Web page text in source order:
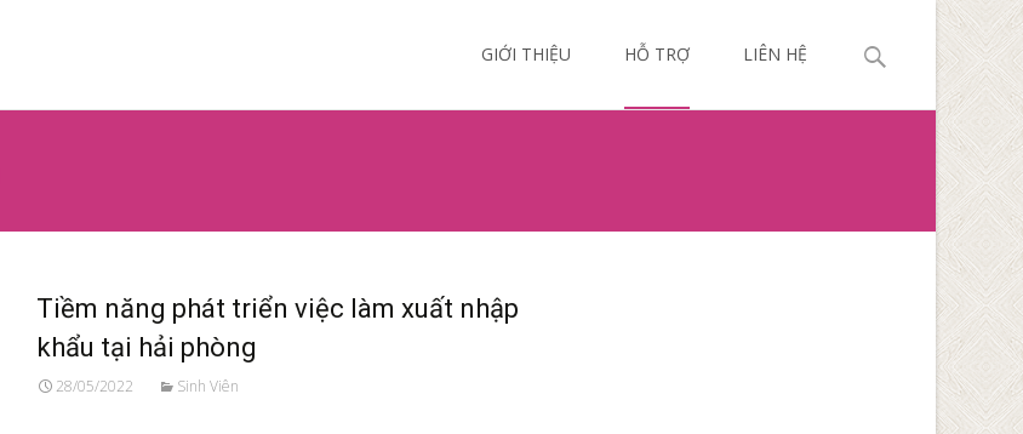
GIỚI THIỆU HỖ TRỢ LIÊN HỆ
Search
Tiềm năng phát triển việc làm xuất nhập
khẩu tại hải phòng
28/05/2022 Sinh Viên